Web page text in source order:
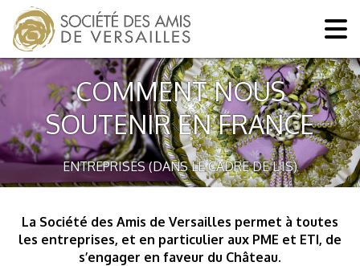
COMMENT NOUS
SOUTENIR EN FRANCE
ENTREPRISES (DANS LE CADRE DE L'IS)
La Société des Amis de Versailles permet à toutes
les entreprises, et en particulier aux PME et ETI, de
s’engager en faveur du Château.